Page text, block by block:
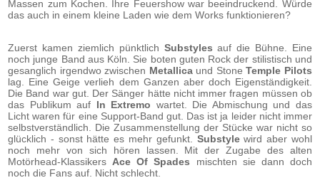
Massen zum Kochen. Ihre Feuershow war beeindruckend. Würde
das auch in einem kleine Laden wie dem Works funktionieren?
Zuerst kamen ziemlich pünktlich Substyles auf die Bühne. Eine
noch junge Band aus Köln. Sie boten guten Rock der stilistisch und
gesanglich irgendwo zwischen Metallicaund StoneTemple Pilots
lag. Eine Geige verlieh dem Ganzen aber doch Eigenständigkeit.
Die Band war gut. Der Sänger hätte nicht immer fragen müssen ob
das Publikum auf In Extremo wartet. Die Abmischung und das
Licht waren für eine Support-Band gut. Das ist ja leider nicht immer
selbstverständlich. Die Zusammenstellung der Stücke war nicht so
glücklich - sonst hätte es mehr gefunkt. Substylewird aber wohl
noch mehr von sich hören lassen. Mit der Zugabe des alten
Motörhead-KlassikersAce Of Spades mischten sie dann doch
noch die Fans auf. Nicht schlecht.